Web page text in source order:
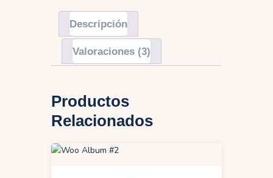
Descripción
Valoraciones (3)
Productos
Relacionados